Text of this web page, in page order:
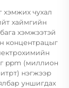
хэмжих чухал
хаймгийн
хэмжээтэй
концентрацыг
ppm (миллион
нэгжээр
уншигдах